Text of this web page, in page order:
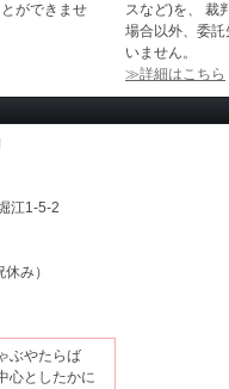
ができませ
スなど)を、 裁
場合以外、委
いません。
≫詳細はこちら
江1-5-2
み）
ぶやたらば
心としたかに